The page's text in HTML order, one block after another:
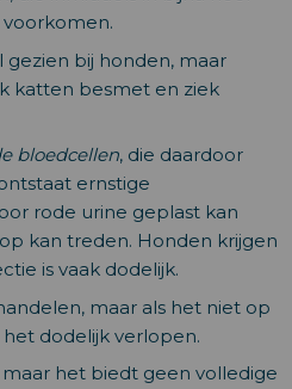
gezien bij honden, maar
katten besmet en ziek
bloedcellen, die daardoor
ernstige
rode urine geplast kan
kan treden. Honden krijgen
is vaak dodelijk.
maar als het niet op
dodelijk verlopen.
maar het biedt geen volledige